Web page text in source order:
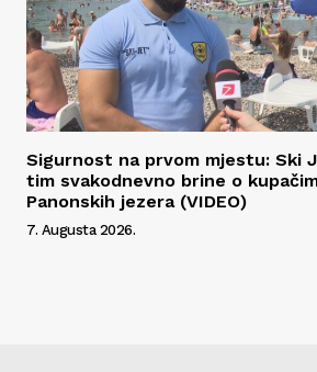
Sigurnost na prvom mjestu: Ski
tim svakodnevno brine o
Panonskih jezera (VIDEO)
7. Augusta 2026.